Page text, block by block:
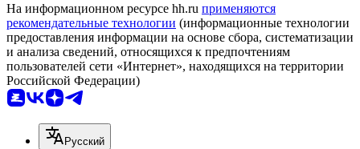
На информационном ресурсе hh.ru применяются
рекомендательные технологии (информационные технологии
предоставления информации на основе сбора, систематизации
и анализа сведений, относящихся к предпочтениям
пользователей сети «Интернет», находящихся на территории
Российской Федерации)
Русский